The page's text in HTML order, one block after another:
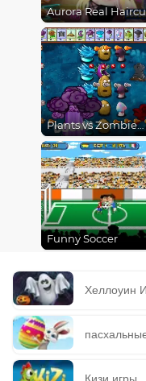
Plants vs Zombies Fusion Mode
Funny Soccer
Хеллоуин